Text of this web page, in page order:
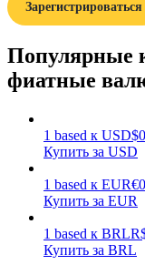
Заработок
Зарегистрироваться
Популярные
фиатные
1 based к USD$
Купить за USD
1 based к EUR€
Купить за EUR
1 based к BRL
Купить за BRL